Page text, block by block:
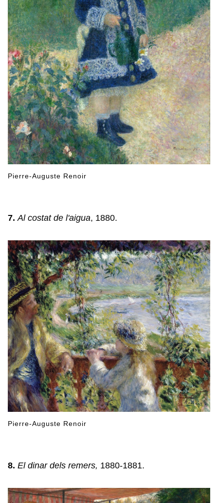
Pierre-Auguste Renoir
7.Al costat de l'aigua, 1880.
Pierre-Auguste Renoir
8. El dinar dels remers, 1880-1881.